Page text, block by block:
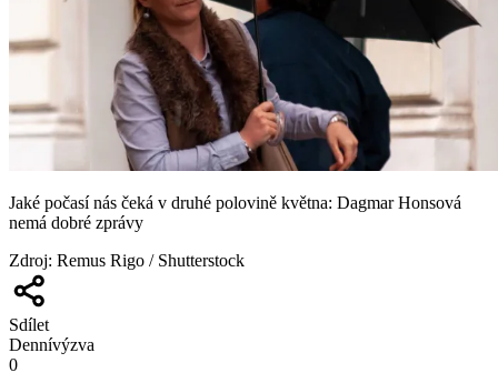
Jaké počasí nás čeká v druhé polovině května: Dagmar Honsová
nemá dobré zprávy
Zdroj: Remus Rigo / Shutterstock
Sdílet
Dennívýzva
0